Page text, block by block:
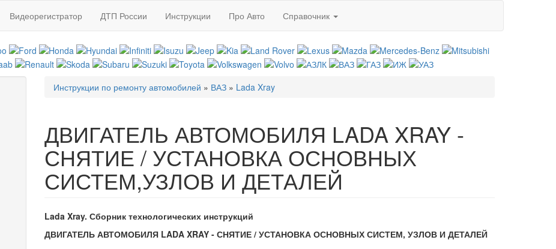
Видеорегистратор ДТП России Инструкции Про Авто Справочник
Вы здесь
Инструкции по ремонту автомобилей » ВАЗ » Lada Xray
ДВИГАТЕЛЬ АВТОМОБИЛЯ LADA XRAY -
СНЯТИЕ / УСТАНОВКА ОСНОВНЫХ
СИСТЕМ,УЗЛОВ И ДЕТАЛЕЙ
Lada Xray. Сборник технологических инструкций
ДВИГАТЕЛЬ АВТОМОБИЛЯ LADA XRAY - СНЯТИЕ / УСТАНОВКА ОСНОВНЫХ СИСТЕМ, УЗЛОВ И ДЕТАЛЕЙ